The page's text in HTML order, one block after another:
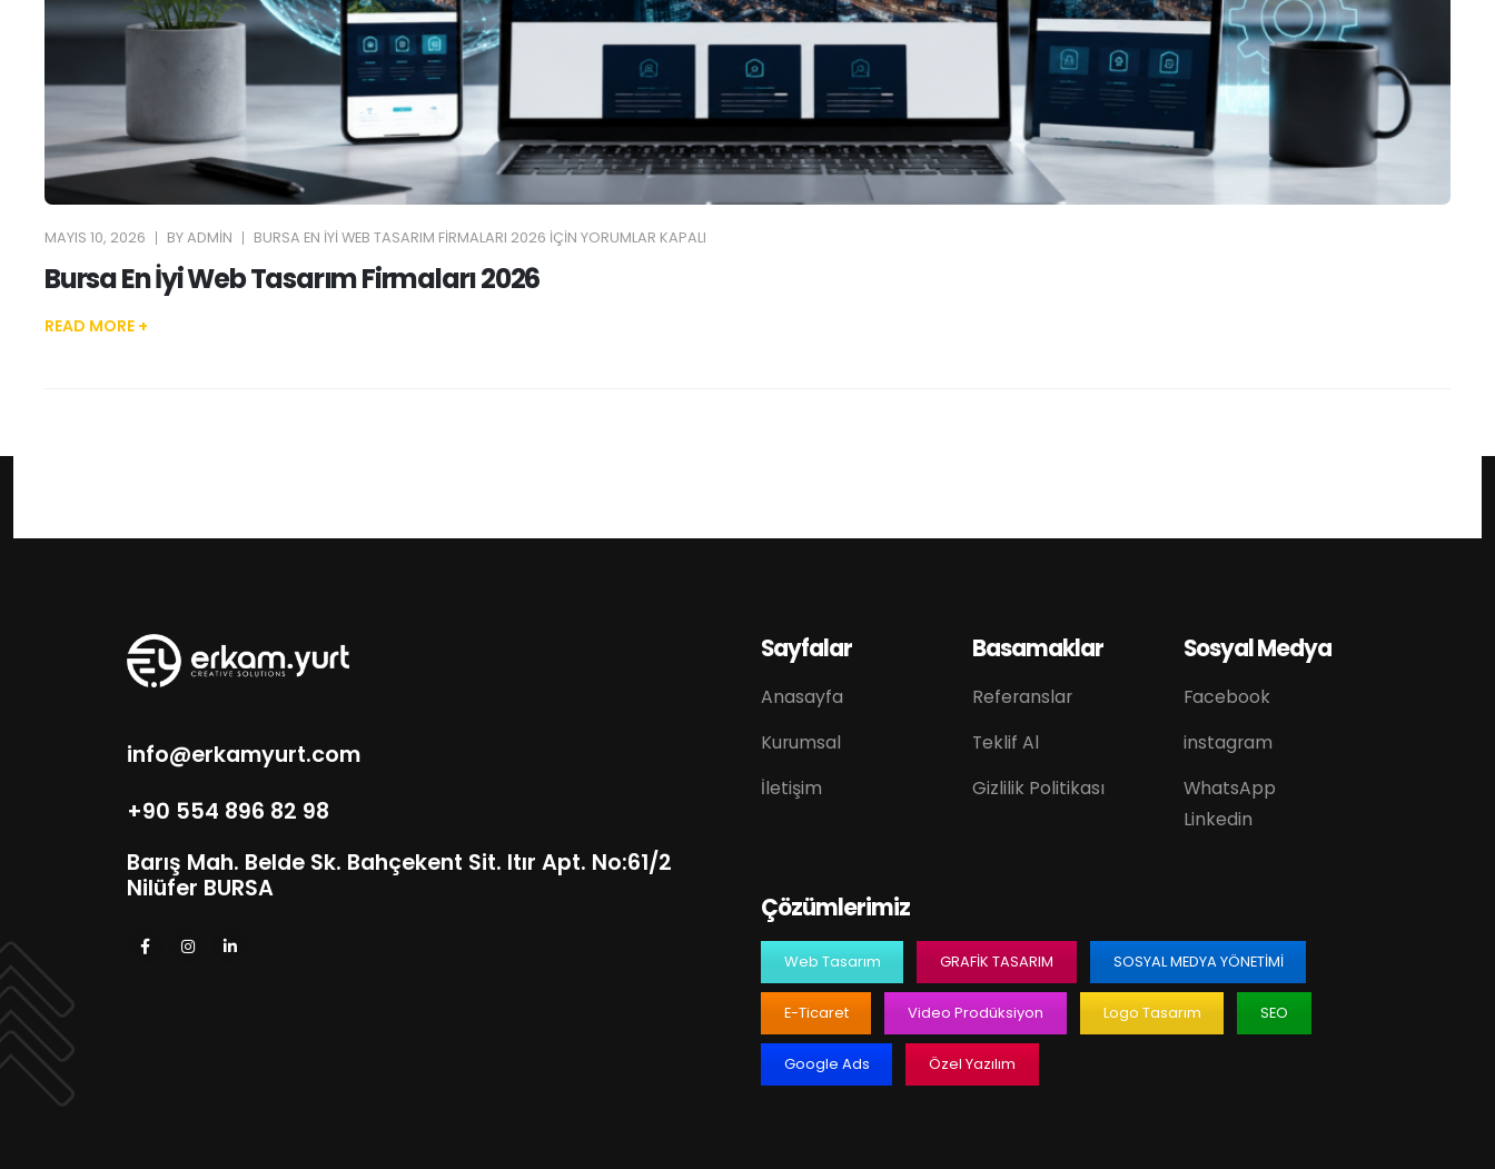
MAYIS 10, 2026 BYADMIN BURSA EN İYI WEB TASARIM FIRMALARI 2026 IÇIN YORUMLAR KAPALI
Bursa En İyi Web Tasarım Firmaları 2026
READ MORE +
info@erkamyurt.com
+90 554 896 82 98
Barış Mah. Belde Sk. Bahçekent Sit. Itır Apt. No:61/2
Nilüfer BURSA
Sayfalar
Anasayfa
Kurumsal
İletişim
Basamaklar
Referanslar
Teklif Al
Gizlilik Politikası
Sosyal Medya
Facebook
instagram
WhatsApp
Linkedin
Çözümlerimiz
Web Tasarım GRAFIK TASARIM SOSYAL MEDYA YÖNETIMI
E-Ticaret Video Prodüksiyon Logo Tasarım SEO
Google Ads Özel Yazılım